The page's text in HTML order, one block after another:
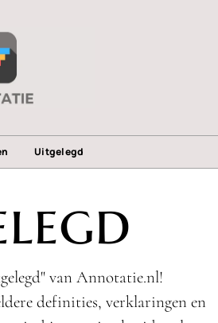
Uitgelegd
van Annotatie.nl!
definities, verklaringen en